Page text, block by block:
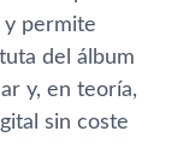
y permite
del álbum
y, en teoría,
sin coste